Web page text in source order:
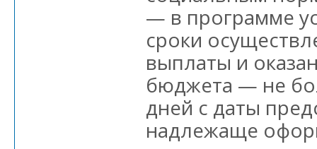
— в программе
сроки
выплаты и
бюджета — не
дней с даты
надлежаще